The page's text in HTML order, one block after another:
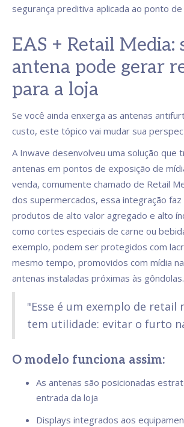
segurança preditiva aplicada ao ponto de
EAS + Retail Media:
antena pode gerar
para a loja
Se você ainda enxerga as antenas
custo, este tópico vai mudar sua
A Inwave desenvolveu uma solução que
antenas em pontos de exposição de
venda, comumente chamado de Retail
dos supermercados, essa integração
produtos de alto valor agregado e alto
como cortes especiais de carne ou
exemplo, podem ser protegidos com
mesmo tempo, promovidos com mídia
antenas instaladas próximas às gôndolas.
"Esse é um exemplo de retail
tem utilidade: evitar o furto
O modelo funciona assim:
As antenas são posicionadas
entrada da loja
Displays integrados aos